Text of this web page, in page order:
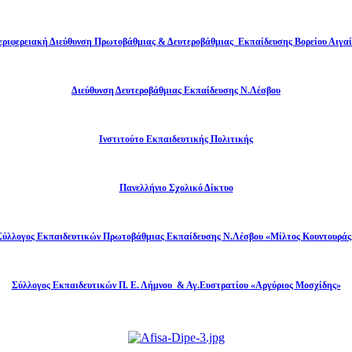
Διεύθυνση Πρωτοβάθμιας & Δευτεροβάθμιας Εκπαίδευσης Βορείου
Διεύθυνση Δευτεροβάθμιας Εκπαίδευσης Ν.Λέσβου
Ινστιτούτο Εκπαιδευτικής Πολιτικής
Πανελλήνιο Σχολικό Δίκτυο
Εκπαιδευτικών Πρωτοβάθμιας Εκπαίδευσης Ν.Λέσβου «Μίλτος
Σύλλογος Εκπαιδευτικών Π. Ε. Λήμνου & Αγ.Ευστρατίου «Αργύριος Μοσχίδης»